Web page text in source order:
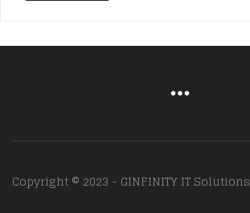
Copyright © 2023 - GINFINITY IT Solutions